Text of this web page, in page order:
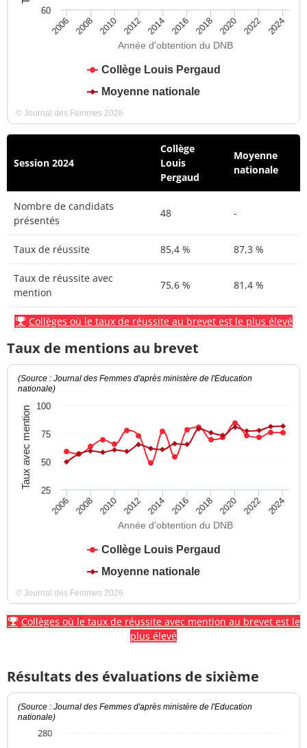
Année d'obtention du DNB
Collège Louis Pergaud
Moyenne nationale
2006 2008 2010 2012 2014 2016 2018 2020 2022 2024
60
© Journal des Femmes 2026
Session 2024
Collège
Louis
Pergaud
Moyenne
nationale
Nombre de candidats
présentés
48 -
Taux de réussite 85,4 % 87,3 %
Taux de réussite avec
mention
75,6 % 81,4 %
Collèges où le taux de réussite au brevet est le plus élevé
Taux de mentions au brevet
Année d'obtention du DNB
Taux avec mention
(Source : Journal des Femmes d'après ministère de l'Education
nationale)
Collège Louis Pergaud
Moyenne nationale
2006 2008 2010 2012 2014 2016 2018 2020 2022 2024
25
50
75
100
© Journal des Femmes 2026
Collèges où le taux de réussite avec mention au brevet est le
plus élevé
Résultats des évaluations de sixième
(Source : Journal des Femmes d'après ministère de l'Education
nationale)
280